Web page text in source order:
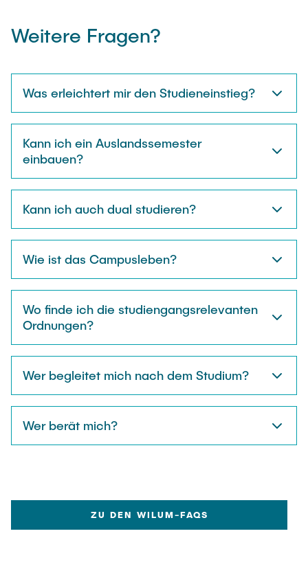
Weitere Fragen?
Was erleichtert mir den Studieneinstieg?
Kann ich ein Auslandssemester
einbauen?
Kann ich auch dual studieren?
Wie ist das Campusleben?
Wo finde ich die studiengangsrelevanten
Ordnungen?
Wer begleitet mich nach dem Studium?
Wer berät mich?
ZU DEN WILUM-FAQS